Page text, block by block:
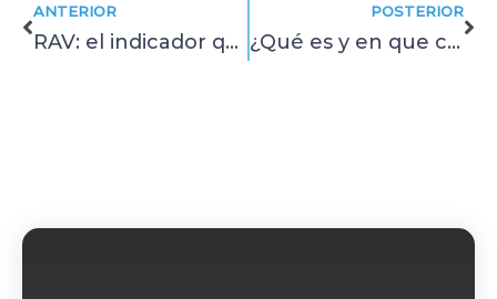
ANTERIOR
RAV: el indicador que conecta mantenimiento y valor de reemplazo
POSTERIOR
¿Qué es y en que consiste el mantenimiento preventivo?